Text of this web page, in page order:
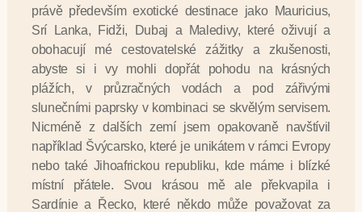
právě především exotické destinace jako Mauricius,
Srí Lanka, Fidži, Dubaj a Maledivy, které oživují a
obohacují mé cestovatelské zážitky a zkušenosti,
abyste si i vy mohli dopřát pohodu na krásných
plážích, v průzračných vodách a pod zářivými
slunečními paprsky v kombinaci se skvělým servisem.
Nicméně z dalších zemí jsem opakovaně navštívil
například Švýcarsko, které je unikátem v rámci Evropy
nebo také Jihoafrickou republiku, kde máme i blízké
místní přátele. Svou krásou mě ale překvapila i
Sardínie a Řecko, které někdo může považovat za